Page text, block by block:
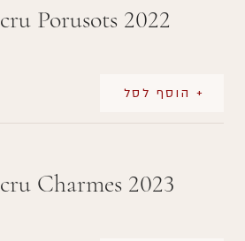
cru Porusots 2022
+ הוסף לסל
cru Charmes 2023